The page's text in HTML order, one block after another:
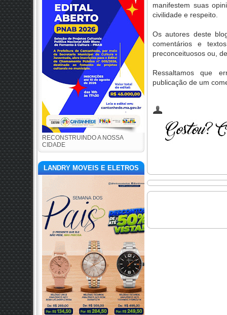
RECONSTRUINDO A NOSSA
CIDADE
LANDRY MOVEIS E ELETROS
manifestem suas
civilidade e respeito.
Os autores deste
comentários e
preconceituosos ou,
Ressaltamos que
publicação de um